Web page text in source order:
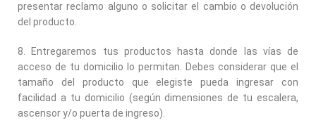
presentar reclamo alguno o solicitar el cambio o devolución
del producto.
8. Entregaremos tus productos hasta donde las vías de
acceso de tu domicilio lo permitan. Debes considerar que el
tamaño del producto que elegiste pueda ingresar con
facilidad a tu domicilio (según dimensiones de tu escalera,
ascensor y/o puerta de ingreso).